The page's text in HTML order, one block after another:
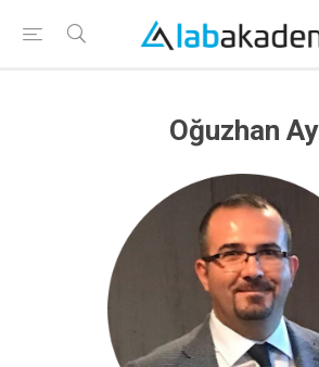
Oğuzhan Ay